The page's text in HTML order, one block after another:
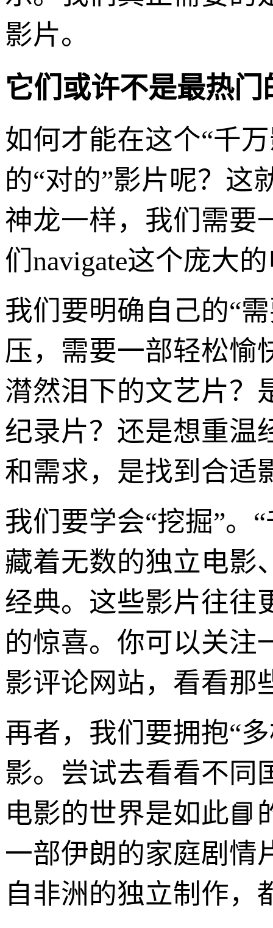
影片。
它们或许不是最热
如何才能在这个“千
的“对的”影片呢？这
神龙一样，我们需要
们navigate这个庞大
我们要明确自己的“
压，需要一部轻松愉
潸然泪下的文艺片？
纪录片？还是想重温
和需求，是找到合适
我们要学会“挖掘”。
藏着无数的独立电影
经典。这些影片往往
的惊喜。你可以关注
影评论网站，看看那
再者，我们要拥抱“
影。尝试去看看不同
电影的世界是如此📘
一部伊朗的家庭剧情
自非洲的独立制作，